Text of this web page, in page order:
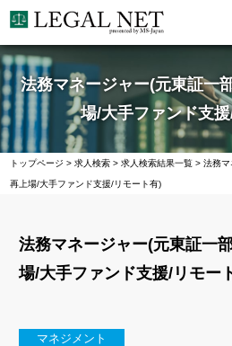
法務マネージャー(元東証一
場/大手ファンド支
トップページ >求人検索 >求人検索結果一覧 >法務
再上場/大手ファンド支援/リモート有)
法務マネージャー(元東証一
場/大手ファンド支援/リモー
マネジメント